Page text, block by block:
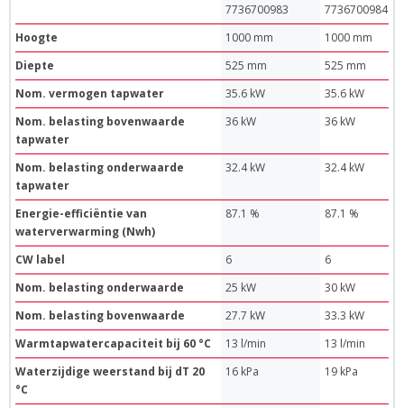
7736700983
7736700984
Hoogte
1000 mm
1000 mm
Diepte
525 mm
525 mm
Nom. vermogen tapwater
35.6 kW
35.6 kW
Nom. belasting bovenwaarde
tapwater
36 kW 36 kW
Nom. belasting onderwaarde
tapwater
32.4 kW 32.4 kW
Energie-efficiëntie van
waterverwarming (Nwh)
87.1 % 87.1 %
CW label 6
6
Nom. belasting onderwaarde
25 kW
30 kW
Nom. belasting bovenwaarde
27.7 kW
33.3 kW
Warmtapwatercapaciteit bij 60 °C
13 l/min
13 l/min
Waterzijdige weerstand bij dT 20
°C
16 kPa 19 kPa